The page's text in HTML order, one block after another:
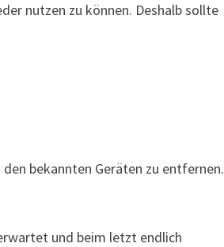
nutzen zu können. Deshalb sollte
bekannten Geräten zu entfernen.
und beim letzt endlich